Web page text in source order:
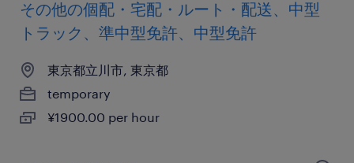
その他の個配・宅配・ルート・配送、中型
トラック、準中型免許、中型免許
東京都立川市, 東京都
temporary
¥1900.00 per hour